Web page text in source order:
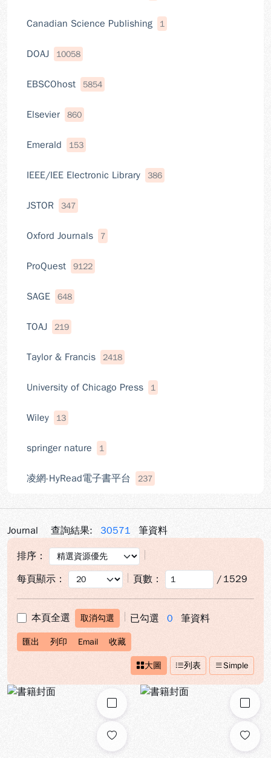
Canadian Science Publishing 1
DOAJ 10058
EBSCOhost 5854
Elsevier 860
Emerald 153
IEEE/IEE Electronic Library 386
JSTOR 347
Oxford Journals 7
ProQuest 9122
SAGE 648
TOAJ 219
Taylor & Francis 2418
University of Chicago Press 1
Wiley 13
springer nature 1
凌網-HyRead電子書平台 237
Journal 查詢結果: 30571 筆資料
排序：
每頁顯示：
頁數： / 1529
本頁全選 取消勾選 已勾選 0 筆資料
匯出 列印 Email 收藏
大圖 列表 Simple
勾選 勾選